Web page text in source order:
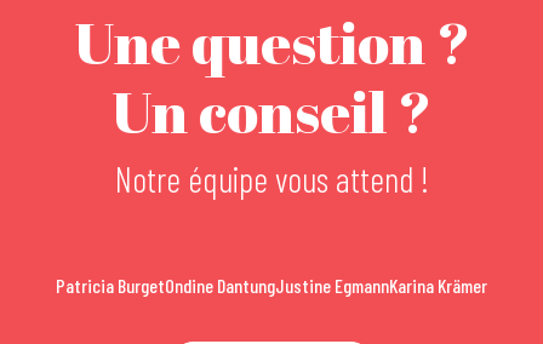
Une question ?
Un conseil ?
Notre équipe vous attend !
Patricia BurgetOndine DantungJustine EgmannKarina Krämer